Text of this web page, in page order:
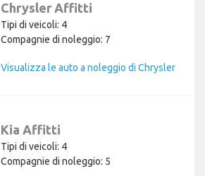
Chrysler Affitti
Tipi di veicoli: 4
Compagnie di noleggio: 7
Visualizza le auto a noleggio di Chrysler
Kia Affitti
Tipi di veicoli: 4
Compagnie di noleggio: 5